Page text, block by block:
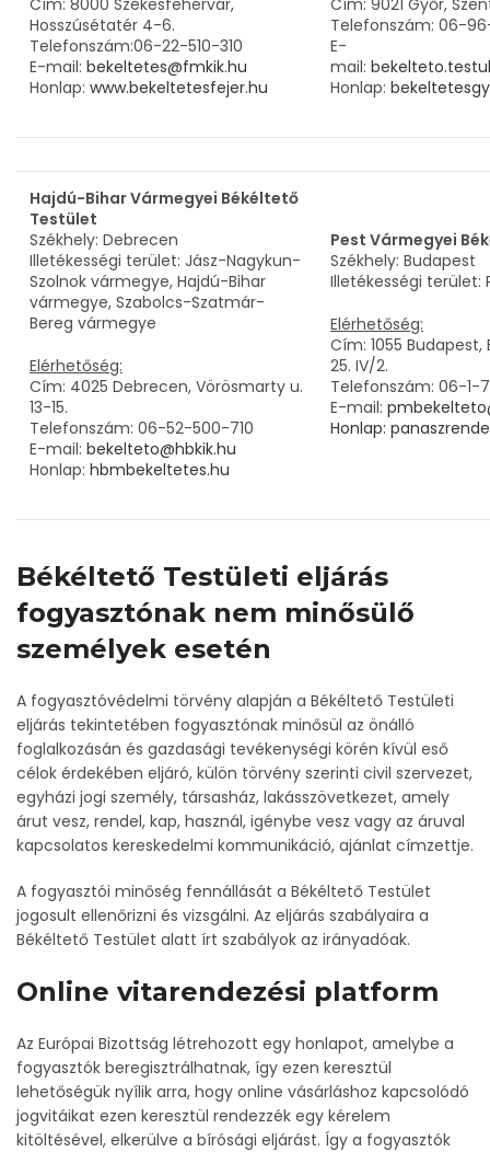
Cím: 8000 Székesfehérvár,
Hosszúsétatér 4-6.
Telefonszám:06-22-510-310
E-mail: bekeltetes@fmkik.hu
Honlap: www.bekeltetesfejer.hu
Cím: 9021 Győr,
Telefonszám: 06-
E-
mail:
Honlap:
Hajdú-Bihar Vármegyei Békéltető
Testület
Székhely: Debrecen
Illetékességi terület: Jász-Nagykun-
Szolnok vármegye, Hajdú-Bihar
vármegye, Szabolcs-Szatmár-
Bereg vármegye
Elérhetőség:
Cím: 4025 Debrecen, Vörösmarty u.
13-15.
Telefonszám: 06-52-500-710
E-mail: bekelteto@hbkik.hu
Honlap: hbmbekeltetes.hu
Pest Vármegyei
Székhely: Budapest
Illetékességi terület:
Elérhetőség:
Cím: 1055 Budapest,
25. IV/2.
Telefonszám: 06-1-
E-mail:
Honlap:
Békéltető Testületi eljárás
fogyasztónak nem minősülő
személyek esetén
A fogyasztóvédelmi törvény alapján a Békéltető Testületi
eljárás tekintetében fogyasztónak minősül az önálló
foglalkozásán és gazdasági tevékenységi körén kívül eső
célok érdekében eljáró, külön törvény szerinti civil szervezet,
egyházi jogi személy, társasház, lakásszövetkezet, amely
árut vesz, rendel, kap, használ, igénybe vesz vagy az áruval
kapcsolatos kereskedelmi kommunikáció, ajánlat címzettje.
A fogyasztói minőség fennállását a Békéltető Testület
jogosult ellenőrizni és vizsgálni. Az eljárás szabályaira a
Békéltető Testület alatt írt szabályok az irányadóak.
Online vitarendezési platform
Az Európai Bizottság létrehozott egy honlapot, amelybe a
fogyasztók beregisztrálhatnak, így ezen keresztül
lehetőségük nyílik arra, hogy online vásárláshoz kapcsolódó
jogvitáikat ezen keresztül rendezzék egy kérelem
kitöltésével, elkerülve a bírósági eljárást. Így a fogyasztók